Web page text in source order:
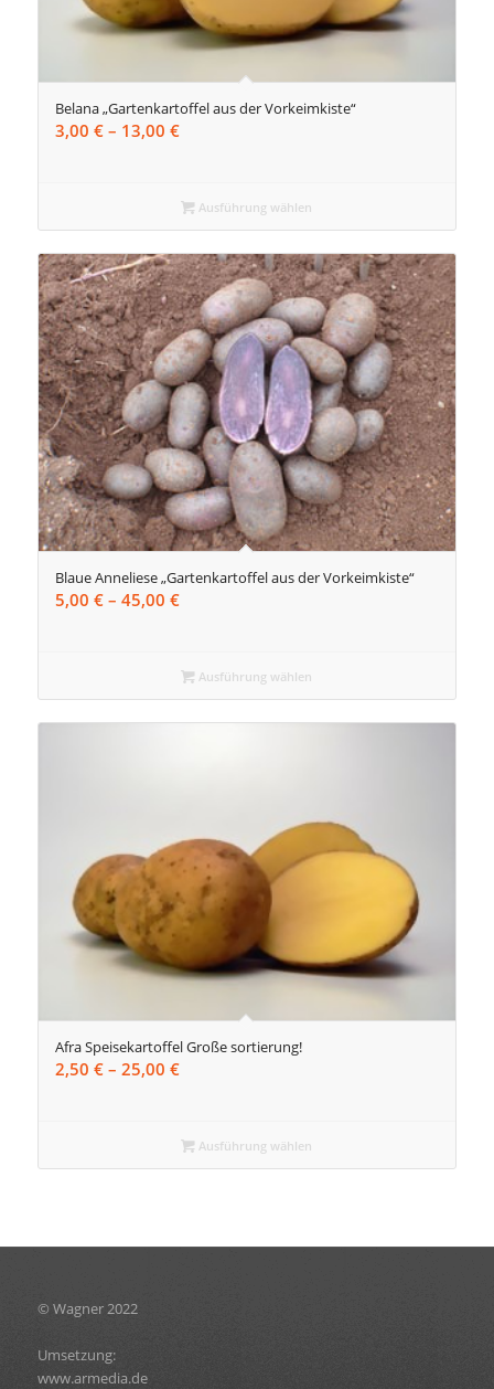
Belana „Gartenkartoffel aus der Vorkeimkiste“
3,00 € – 13,00 €Preisspanne:
13,00 €
Ausführung wählen
Blaue Anneliese „Gartenkartoffel aus der Vorkeimkiste“
5,00 € – 45,00 €Preisspanne:
45,00 €
Ausführung wählen
Afra Speisekartoffel Große sortierung!
2,50 € – 25,00 €Preisspanne:
25,00 €
Ausführung wählen
© Wagner 2022
Umsetzung:
www.armedia.de